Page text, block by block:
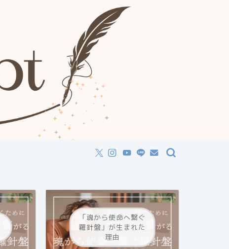
「魂から使命へ繋ぐ
羅針盤」が生まれた
理由